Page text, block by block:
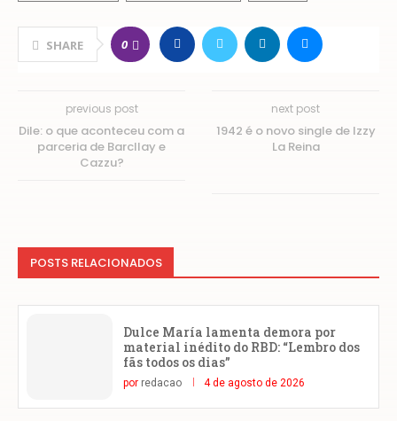
SHARE 0
previous post
Dile: o que aconteceu com a
parceria de Barcllay e
Cazzu?
next post
1942 é o novo single de Izzy
La Reina
POSTS RELACIONADOS
Dulce María lamenta demora por
material inédito do RBD: “Lembro dos
fãs todos os dias”
por redacao 4 de agosto de 2026